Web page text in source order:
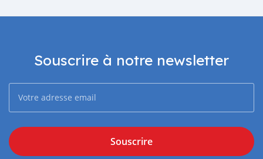
Souscrire à notre newsletter
Souscrire